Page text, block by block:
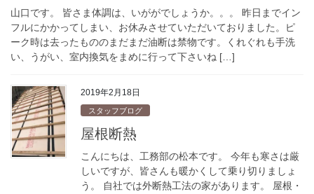
山口です。 皆さま体調は、いががでしょうか。。。 昨日までイン
フルにかかってしまい、お休みさせていただいておりました。ピ
ーク時は去ったもののまだまだ油断は禁物です。くれぐれも手洗
い、うがい、室内換気をまめに行って下さいね […]
2019年2月18日
スタッフブログ
屋根断熱
こんにちは、工務部の松本です。 今年も寒さは厳
しいですが、皆さんも暖かくして乗り切りましょ
う。 自社では外断熱工法の家があります。 屋根・